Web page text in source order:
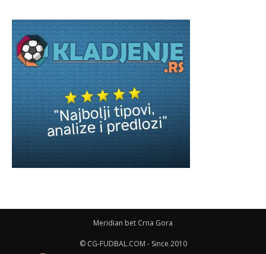
Meridian bet Crna Gora
© CG-FUDBAL.COM - Since 2010